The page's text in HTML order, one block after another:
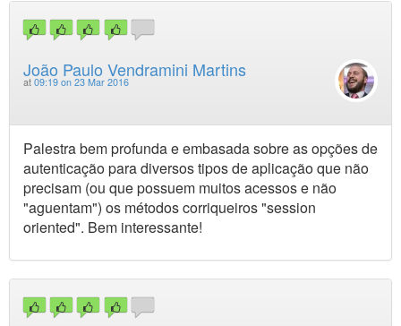
João Paulo Vendramini Martins
at 09:19 on 23 Mar 2016
Palestra bem profunda e embasada sobre as opções de
autenticação para diversos tipos de aplicação que não
precisam (ou que possuem muitos acessos e não
"aguentam") os métodos corriqueiros "session
oriented". Bem interessante!